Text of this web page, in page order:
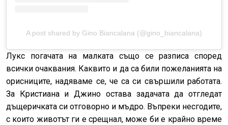
A post shared by Gino Biancalana (@gino_biancalana)
Лукс погачата на малката също се разписа според
всички очаквания. Каквито и да са били пожеланията на
орисниците, надяваме се, че са си свършили работата.
За Кристиана и Джино остава задачата да отгледат
дъщеричката си отговорно и мъдро. Въпреки несгодите,
с които животът ги е срещнал, може би е крайно време